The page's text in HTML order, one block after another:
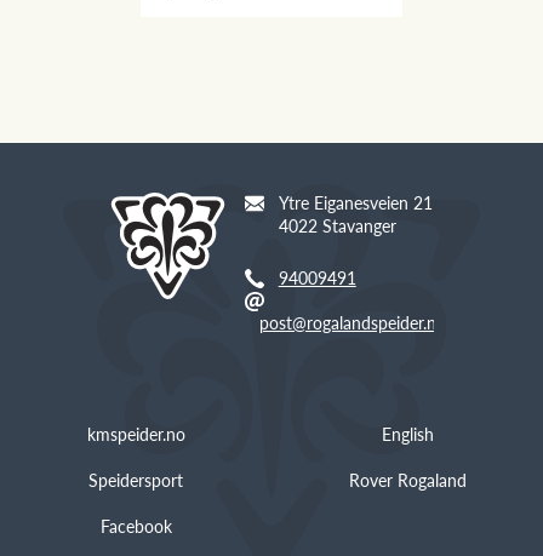
Ytre Eiganesveien 21
4022 Stavanger
94009491
post@rogalandspeider.no
kmspeider.no
Speidersport
Facebook
English
Rover Rogaland